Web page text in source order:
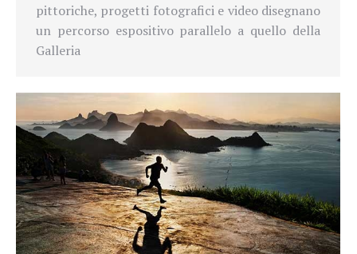
pittoriche, progetti fotografici e video disegnano
un percorso espositivo parallelo a quello della
Galleria